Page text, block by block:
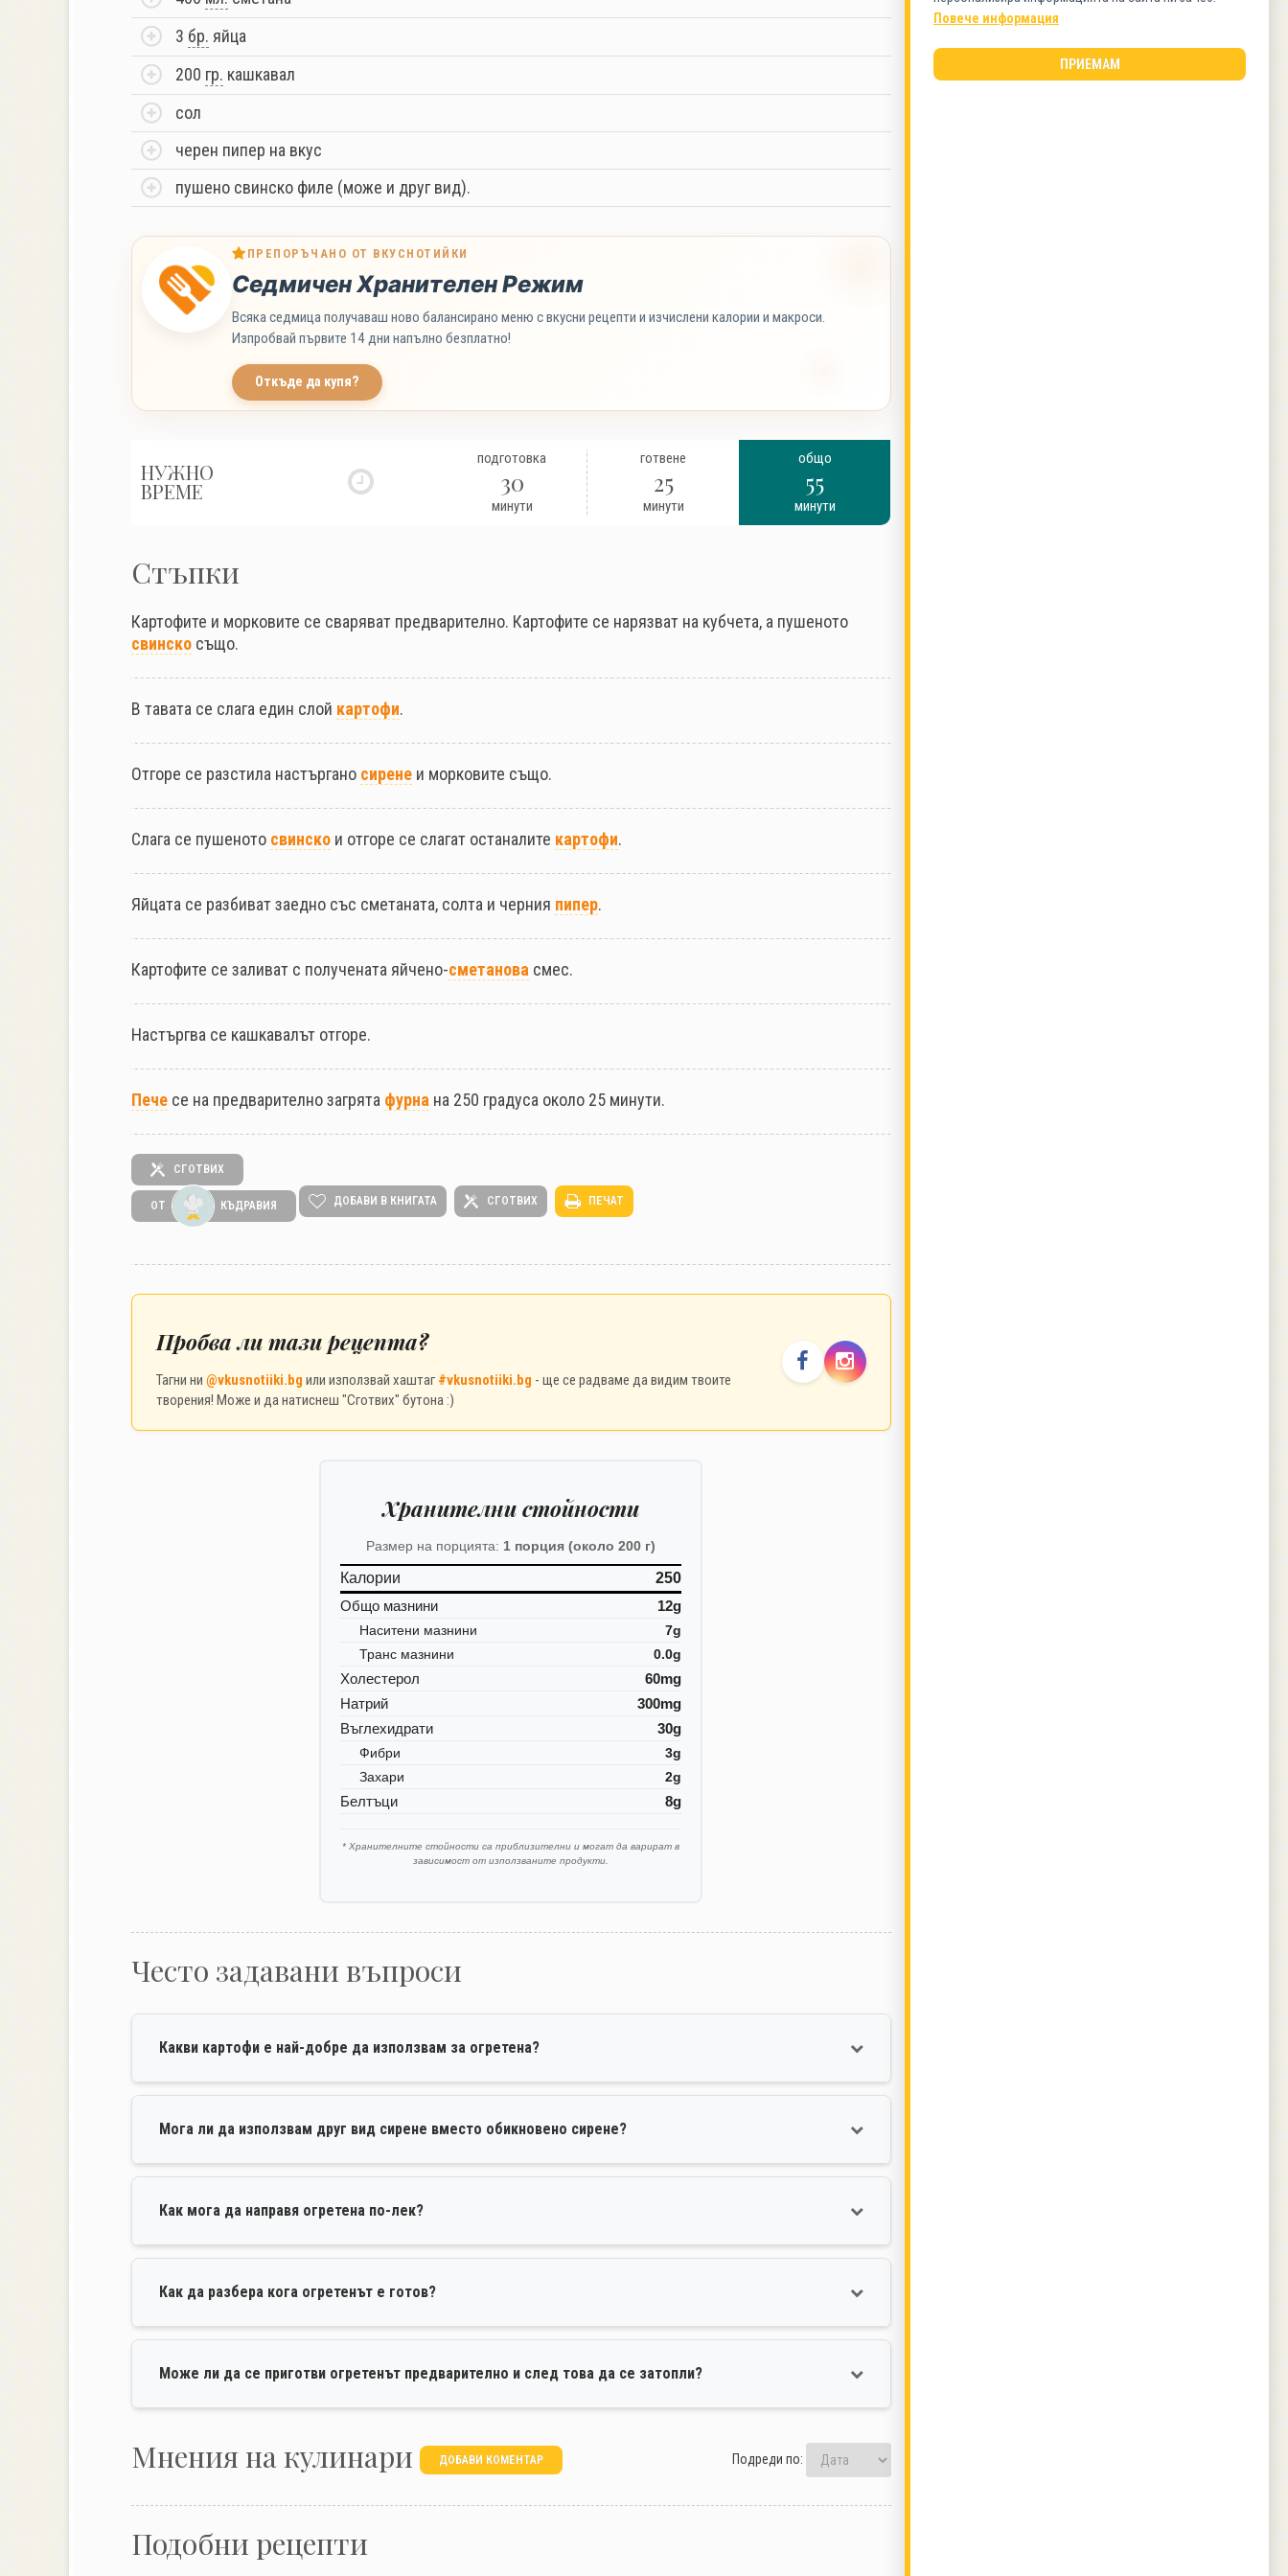
3 бр. яйца
200 гр. кашкавал
сол
черен пипер на вкус
пушено свинско филе (може и друг вид).
ПРЕПОРЪЧАНО ОТ ВКУСНОТИЙКИ
Седмичен Хранителен Режим
Всяка седмица получаваш ново балансирано меню с вкусни рецепти и изчислени калории и макроси.
Изпробвай първите 14 дни напълно безплатно!
Откъде да купя?
НУЖНО
ВРЕМЕ
подготовка
30
минути
готвене
25
минути
общо
55
минути
Стъпки
Картофите и морковите се сваряват предварително. Картофите се нарязват на кубчета, а пушеното
свинско също.
В тавата се слага един слой картофи.
Отгоре се разстила настъргано сирене и морковите също.
Слага се пушеното свинско и отгоре се слагат останалите картофи.
Яйцата се разбиват заедно със сметаната, солта и черния пипер.
Картофите се заливат с получената яйчено-сметанова смес.
Настъргва се кашкавалът отгоре.
Пече се на предварително загрята фурна на 250 градуса около 25 минути.
СГОТВИХ
ОТ КЪДРАВИЯ ДОБАВИ В КНИГАТА СГОТВИХ ПЕЧАТ
Пробва ли тази рецепта?
Тагни ни @vkusnotiiki.bg или използвай хаштаг #vkusnotiiki.bg - ще се радваме да видим твоите
творения! Може и да натиснеш "Сготвих" бутона :)
Хранителни стойности
Размер на порцията: 1 порция (около 200 г)
Калории
250
Общо мазнини
12g
Наситени мазнини
7g
Транс мазнини
0.0g
Холестерол
60mg
Натрий
300mg
Въглехидрати
30g
Фибри
3g
Захари
2g
Белтъци 8g
* Хранителните стойности са приблизителни и могат да варират в
зависимост от използваните продукти.
Често задавани въпроси
Какви картофи е най-добре да използвам за огретена?
Мога ли да използвам друг вид сирене вместо обикновено сирене?
Как мога да направя огретена по-лек?
Как да разбера кога огретенът е готов?
Може ли да се приготви огретенът предварително и след това да се затопли?
Mнения на кулинари ДОБАВИ КОМЕНТАР Подреди по:
Подобни рецепти
КАТЕГОРИИ
Ястия с колбаси
Повече информация
ПРИЕМАМ